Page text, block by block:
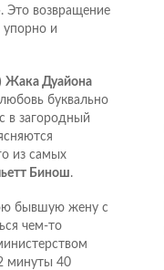
Это возвращение
упорно и
Жака Дуайона
буквально
в загородный
из самых
Бинош.
бывшую жену с
чем-то
минуты 40